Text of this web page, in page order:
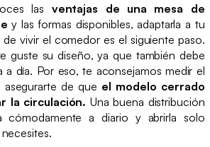
las ventajas de una mesa de
y las formas disponibles, adaptarla a tu
vivir el comedor es el siguiente paso.
guste su diseño, ya que también debe
a día. Por eso, te aconsejamos medir el
de que el modelo cerrado
la circulación. Una buena distribución
cómodamente a diario y abrirla solo